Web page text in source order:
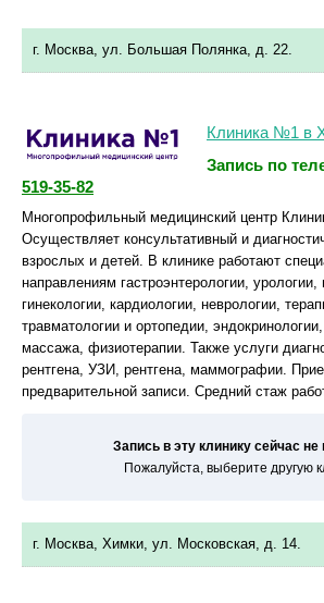
г. Москва, ул. Большая Полянка, д. 22.
Клиника №1 в
Запись по
519-35-82
Многопрофильный медицинский центр
Осуществляет консультативный и
взрослых и детей. В клинике работают
направлениям гастроэнтерологии, урологии,
гинекологии, кардиологии, неврологии,
травматологии и ортопедии,
массажа, физиотерапии. Также услуги
рентгена, УЗИ, рентгена, маммографии.
предварительной записи. Средний стаж
Запись в эту клинику сейчас не
Пожалуйста, выберите другую
г. Москва, Химки, ул. Московская, д. 14.